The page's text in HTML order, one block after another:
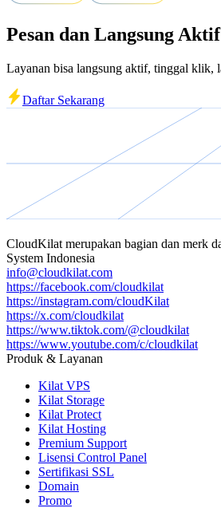
Pesan dan Langsung Aktif
Layanan bisa langsung aktif, tinggal klik,
Daftar Sekarang
CloudKilat merupakan bagian dan merk
System Indonesia
info@cloudkilat.com
https://facebook.com/cloudkilat
https://instagram.com/cloudKilat
https://x.com/cloudkilat
https://www.tiktok.com/@cloudkilat
https://www.youtube.com/c/cloudkilat
Produk & Layanan
Kilat VPS
Kilat Storage
Kilat Protect
Kilat Hosting
Premium Support
Lisensi Control Panel
Sertifikasi SSL
Domain
Promo